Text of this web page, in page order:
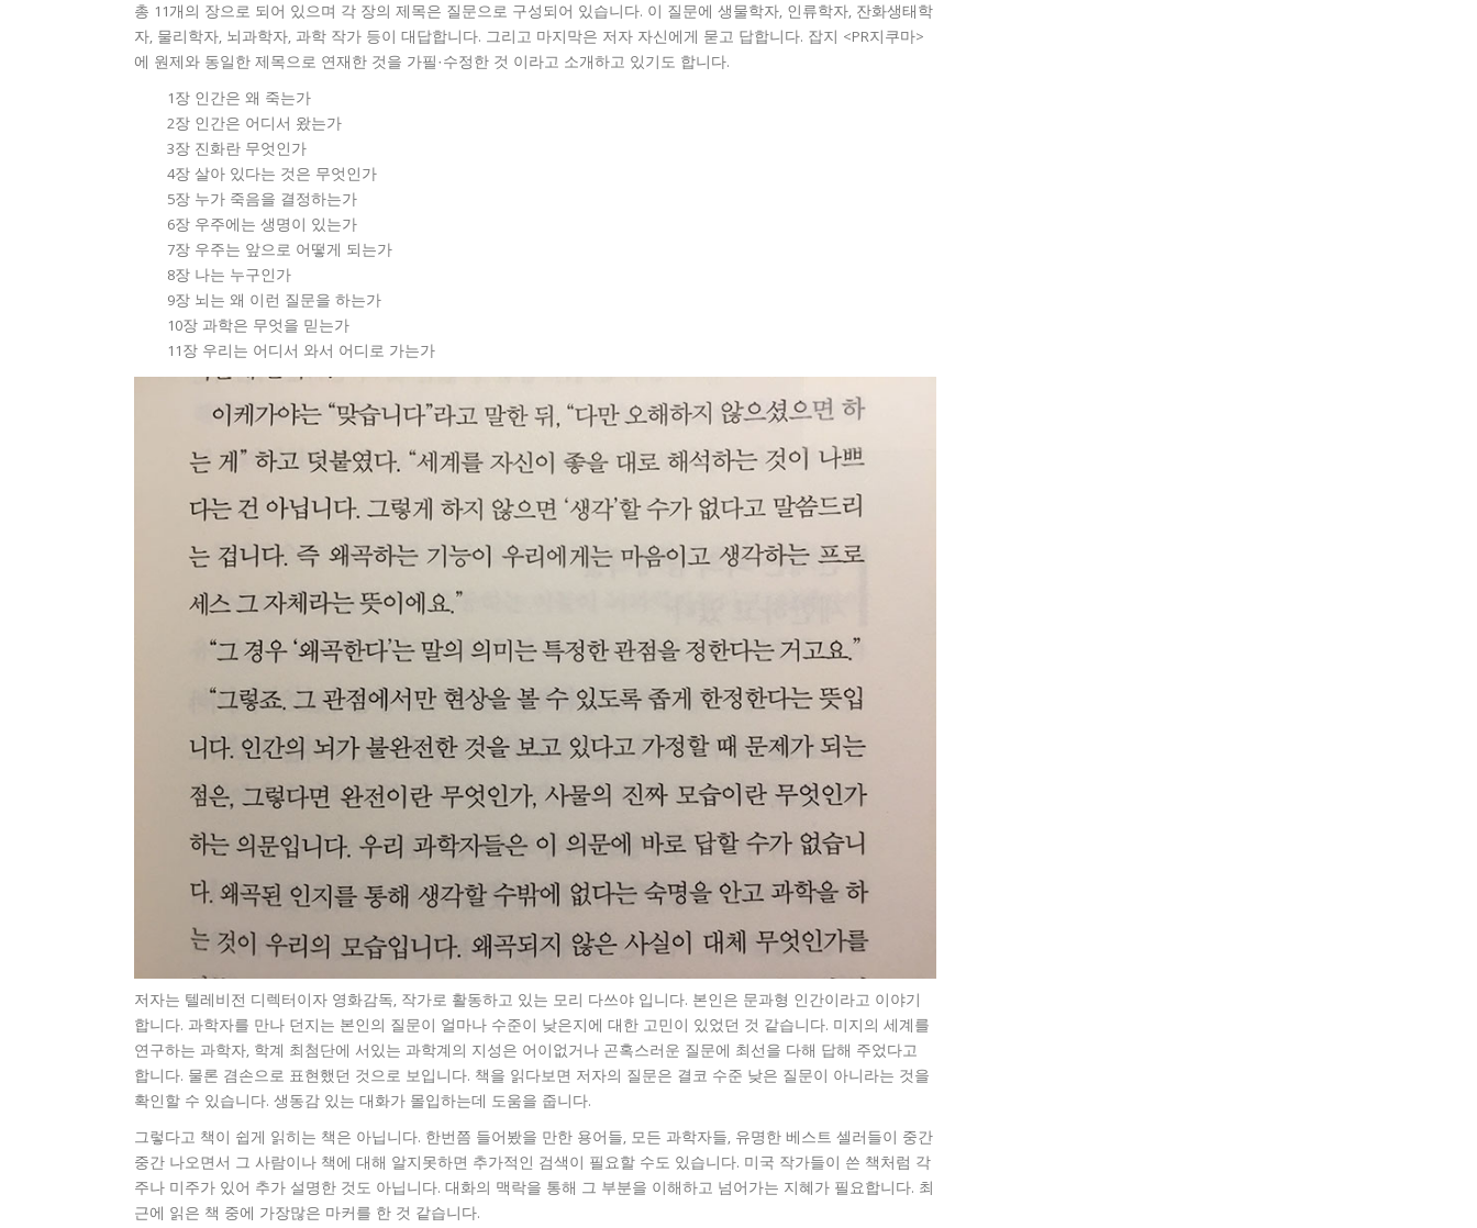
총 11개의 장으로 되어 있으며 각 장의 제목은 질문으로 구성되어 있습니다. 이 질문에 생물학자, 인류학자, 잔화생태학
자, 물리학자, 뇌과학자, 과학 작가 등이 대답합니다. 그리고 마지막은 저자 자신에게 묻고 답합니다. 잡지 <PR지쿠마>
에 원제와 동일한 제목으로 연재한 것을 가필·수정한 것 이라고 소개하고 있기도 합니다.
1장 인간은 왜 죽는가
2장 인간은 어디서 왔는가
3장 진화란 무엇인가
4장 살아 있다는 것은 무엇인가
5장 누가 죽음을 결정하는가
6장 우주에는 생명이 있는가
7장 우주는 앞으로 어떻게 되는가
8장 나는 누구인가
9장 뇌는 왜 이런 질문을 하는가
10장 과학은 무엇을 믿는가
11장 우리는 어디서 와서 어디로 가는가
저자는 텔레비전 디렉터이자 영화감독, 작가로 활동하고 있는 모리 다쓰야 입니다. 본인은 문과형 인간이라고 이야기
합니다. 과학자를 만나 던지는 본인의 질문이 얼마나 수준이 낮은지에 대한 고민이 있었던 것 같습니다. 미지의 세계를
연구하는 과학자, 학계 최첨단에 서있는 과학계의 지성은 어이없거나 곤혹스러운 질문에 최선을 다해 답해 주었다고
합니다. 물론 겸손으로 표현했던 것으로 보입니다. 책을 읽다보면 저자의 질문은 결코 수준 낮은 질문이 아니라는 것을
확인할 수 있습니다. 생동감 있는 대화가 몰입하는데 도움을 줍니다.
그렇다고 책이 쉽게 읽히는 책은 아닙니다. 한번쯤 들어봤을 만한 용어들, 모든 과학자들, 유명한 베스트 셀러들이 중간
중간 나오면서 그 사람이나 책에 대해 알지못하면 추가적인 검색이 필요할 수도 있습니다. 미국 작가들이 쓴 책처럼 각
주나 미주가 있어 추가 설명한 것도 아닙니다. 대화의 맥락을 통해 그 부분을 이해하고 넘어가는 지혜가 필요합니다. 최
근에 읽은 책 중에 가장많은 마커를 한 것 같습니다.